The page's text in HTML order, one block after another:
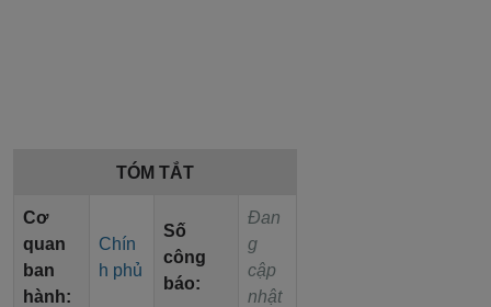
TÓM TẮT
Cơ
quan
ban
hành:
Chín
h phủ
Số
công
báo:
Đan
g
cập
nhật